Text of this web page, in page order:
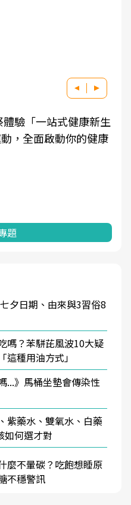
驗「一站式健康新生
，全面啟動你的健康
題
夕日期、由來與3習俗8
嗎？苯駢芘風波10大疑
這種用油方式」
...》馬桶坐墊會傳染性
紫藥水、雙氧水、白藥
如何選才對
麼不暈碳？吃飽想睡原
不穩警訊